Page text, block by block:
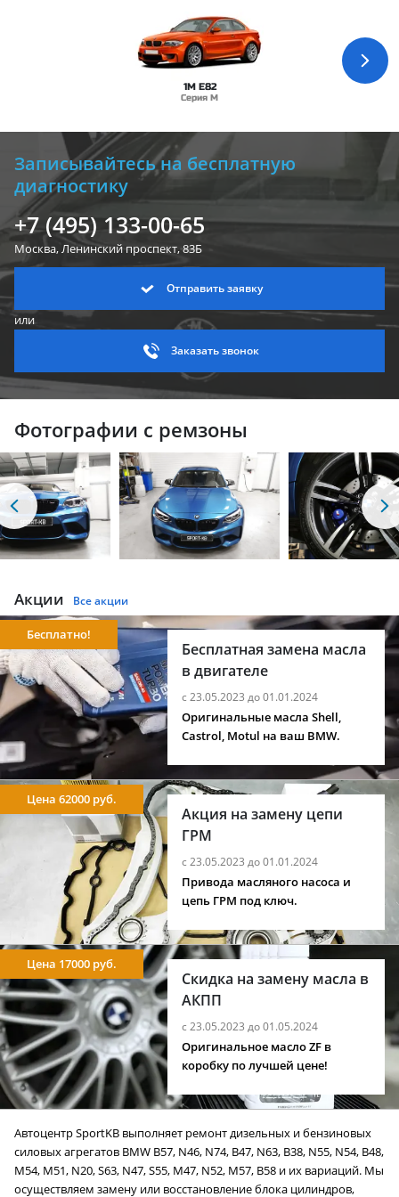
1M E82
Серия M
Записывайтесь на бесплатную
диагностику
+7 (495) 133-00-65
Москва, Ленинскийпроспект, 83Б
Отправить заявку
или
Заказать звонок
Фотографии с ремзоны
Акции Все акции
Бесплатная замена масла
в двигателе
с 23.05.2023 до 01.01.2024
Бесплатно!
Оригинальные масла Shell,
Castrol, Motul на ваш BMW.
Акция на замену цепи
ГРМ
с 23.05.2023 до 01.01.2024
Цена 62000 руб.
Привода масляного насоса и
цепь ГРМ под ключ.
Скидка на замену масла в
АКПП
с 23.05.2023 до 01.05.2024
Цена 17000 руб.
Оригинальное масло ZF в
коробку по лучшей цене!
Автоцентр SportKB выполняет ремонт дизельных и бензиновых
силовых агрегатов BMW B57, N46, N74, B47, N63, B38, N55, N54, B48,
M54, M51, N20, S63, N47, S55, M47, N52, M57, B58 и их вариаций. Мы
осуществляем замену или восстановление блока цилиндров,